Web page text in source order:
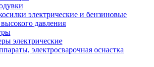
электрические и бензиновые
давления
электрические
электросварочная оснастка